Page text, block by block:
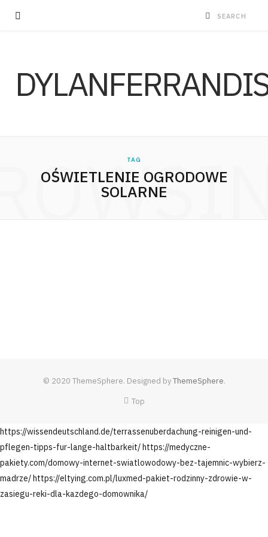
TAG
OŚWIETLENIE OGRODOWE
SOLARNE
© 2020 ThemeSphere. Designed byThemeSphere.
Top
https://wissendeutschland.de/terrassenuberdachung-reinigen-und-
pflegen-tipps-fur-lange-haltbarkeit/https://medyczne-
pakiety.com/domowy-internet-swiatlowodowy-bez-tajemnic-wybierz-
madrze/https://eltying.com.pl/luxmed-pakiet-rodzinny-zdrowie-w-
zasiegu-reki-dla-kazdego-domownika/